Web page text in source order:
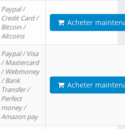
Paypal /
Credit Card /
Bitcoin /
Altcoins
Acheter
Paypal / Visa
/ Mastercard
/ Webmoney
/ Bank
Transfer /
Perfect
money /
Amazon pay
Acheter